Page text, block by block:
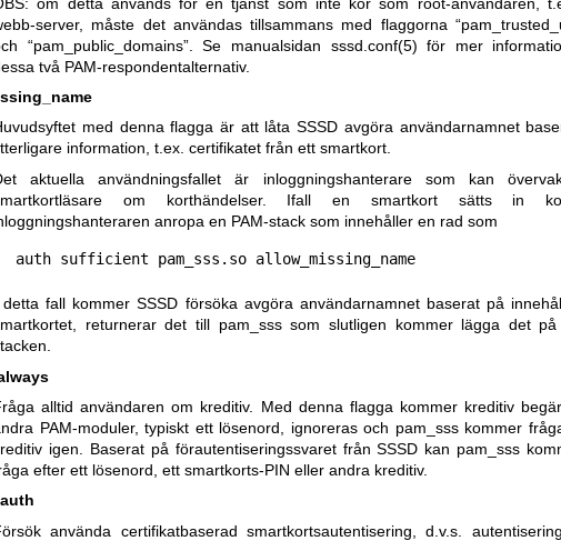
server, måste det användas tillsammans med flaggorna
“pam_public_domains”. Se manualsidan sssd.conf(5) för mer
två PAM-respondentalternativ.
med denna flagga är att låta SSSD avgöra användarnamnet
information, t.ex. certifikatet från ett smartkort.
aktuella användningsfallet är inloggningshanterare som kan
om korthändelser. Ifall en smartkort sätts in
anropa en PAM-stack som innehåller en rad som
fall kommer SSSD försöka avgöra användarnamnet baserat på
returnerar det till pam_sss som slutligen kommer lägga det på
alltid användaren om kreditiv. Med denna flagga kommer kreditiv
PAM-moduler, typiskt ett lösenord, ignoreras och pam_sss kommer
igen. Baserat på förautentiseringssvaret från SSSD kan pam_sss
efter ett lösenord, ett smartkorts-PIN eller andra kreditiv.
använda certifikatbaserad smartkortsautentisering, d.v.s.